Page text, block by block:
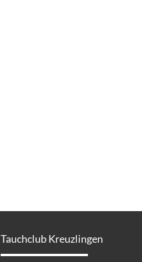
Tauchclub Kreuzlingen